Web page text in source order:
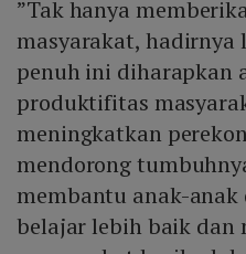
”Tak hanya
masyarakat, hadirnya
penuh ini diharapkan
produktifitas
meningkatkan
mendorong
membantu anak-anak
belajar lebih baik dan